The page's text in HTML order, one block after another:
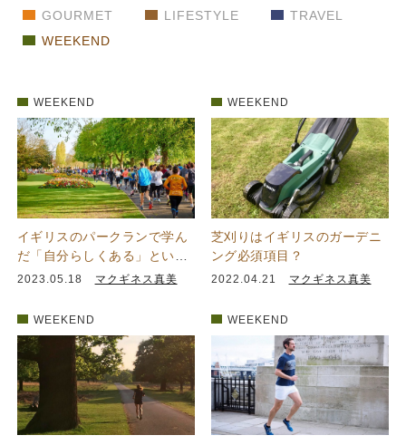
GOURMET
LIFESTYLE
TRAVEL
WEEKEND
WEEKEND
イギリスのパークランで学ん
だ「自分らしくある」という
こと
2023.05.18 マクギネス真美
WEEKEND
芝刈りはイギリスのガーデニ
ング必須項目？
2022.04.21 マクギネス真美
WEEKEND WEEKEND